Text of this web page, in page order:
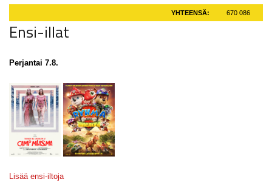
YHTEENSÄ: 670 086
Ensi-illat
Perjantai 7.8.
Lisää ensi-iltoja